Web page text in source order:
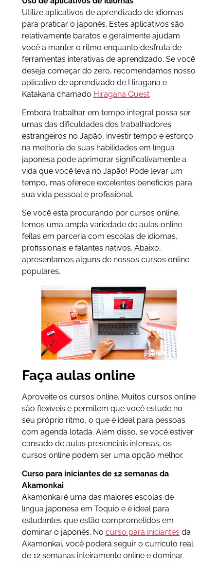
Utilize aplicativos de aprendizado de idiomas
para praticar o japonês. Estes aplicativos são
relativamente baratos e geralmente ajudam
você a manter o ritmo enquanto desfruta de
ferramentas interativas de aprendizado. Se você
deseja começar do zero, recomendamos nosso
aplicativo de aprendizado de Hiragana e
Katakana chamado Hiragana Quest.
Embora trabalhar em tempo integral possa ser
umas das dificuldades dos trabalhadores
estrangeiros no Japão, investir tempo e esforço
na melhoria de suas habilidades em língua
japonesa pode aprimorar significativamente a
vida que você leva no Japão! Pode levar um
tempo, mas oferece excelentes benefícios para
sua vida pessoal e profissional.
Se você está procurando por cursos online,
temos uma ampla variedade de aulas online
feitas em parceria com escolas de idiomas,
profissionais e falantes nativos. Abaixo,
apresentamos alguns de nossos cursos online
populares.
Faça aulas online
Aproveite os cursos online. Muitos cursos online
são flexíveis e permitem que você estude no
seu próprio ritmo, o que é ideal para pessoas
com agenda lotada. Além disso, se você estiver
cansado de aulas presenciais intensas, os
cursos online podem ser uma opção melhor.
Curso para iniciantes de 12 semanas da
Akamonkai
Akamonkai é uma das maiores escolas de
língua japonesa em Tóquio e é ideal para
estudantes que estão comprometidos em
dominar o japonês. No curso para iniciantes da
Akamonkai, você poderá seguir o currículo real
de 12 semanas inteiramente online e dominar